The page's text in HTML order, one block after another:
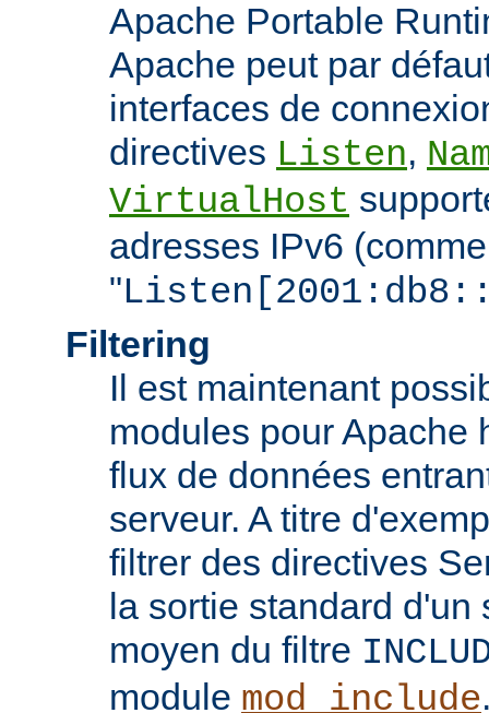
Apache Portable
Apache peut par
interfaces de
directives Listen,
VirtualHost
adresses IPv6
"
Filtering
Il est maintenant
modules pour Apache
flux de données
serveur. A titre
filtrer des directives
la sortie standard d'un
moyen du filtre
module mod_include